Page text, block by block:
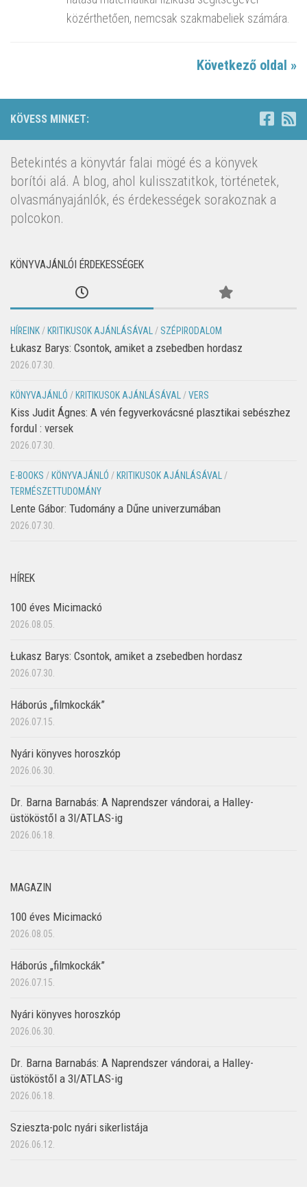
közérthetően, nemcsak szakmabeliek számára.
Következő oldal »
KÖVESS MINKET:
Betekintés a könyvtár falai mögé és a könyvek
borítói alá. A blog, ahol kulisszatitkok, történetek,
olvasmányajánlók, és érdekességek sorakoznak a
polcokon.
KÖNYVAJÁNLÓI ÉRDEKESSÉGEK
HÍREINK/ KRITIKUSOK AJÁNLÁSÁVAL/ SZÉPIRODALOM
Łukasz Barys: Csontok, amiket a zsebedben hordasz
2026.07.30.
KÖNYVAJÁNLÓ / KRITIKUSOK AJÁNLÁSÁVAL/VERS
Kiss Judit Ágnes: A vén fegyverkovácsné plasztikai sebészhez
fordul : versek
2026.07.30.
E-BOOKS / KÖNYVAJÁNLÓ / KRITIKUSOK AJÁNLÁSÁVAL/
TERMÉSZETTUDOMÁNY
Lente Gábor: Tudomány a Dűne univerzumában
2026.07.30.
HÍREK
100 éves Micimackó
2026.08.05.
Łukasz Barys: Csontok, amiket a zsebedben hordasz
2026.07.30.
Háborús „filmkockák”
2026.07.15.
Nyári könyves horoszkóp
2026.06.30.
Dr. Barna Barnabás: A Naprendszer vándorai, a Halley-
üstököstől a 3I/ATLAS-ig
2026.06.18.
MAGAZIN
100 éves Micimackó
2026.08.05.
Háborús „filmkockák”
2026.07.15.
Nyári könyves horoszkóp
2026.06.30.
Dr. Barna Barnabás: A Naprendszer vándorai, a Halley-
üstököstől a 3I/ATLAS-ig
2026.06.18.
Szieszta-polc nyári sikerlistája
2026.06.12.